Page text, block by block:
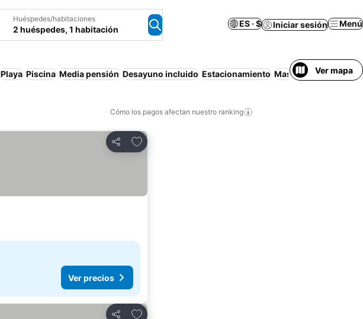
Huéspedes/habitaciones
2 huéspedes, 1 habitación
ES · $ Iniciar sesión Menú
Playa Piscina Media pensión Desayuno incluido Estacionamiento Mascotas permitidas
Ver mapa
Cómo los pagos afectan nuestro ranking
Compartir
Agregar a favoritos
Ver precios
Agregar a favoritos